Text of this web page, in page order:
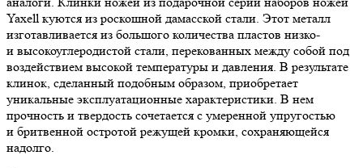
Yaxell куются из роскошной дамасской стали. Этот металл
изготавливается из большого количества пластов низко-
и высокоуглеродистой стали, перекованных между собой под
воздействием высокой температуры и давления. В результате
клинок, сделанный подобным образом, приобретает
уникальные эксплуатационные характеристики. В нем
прочность и твердость сочетается с умеренной упругостью
и бритвенной остротой режущей кромки, сохраняющейся
надолго.